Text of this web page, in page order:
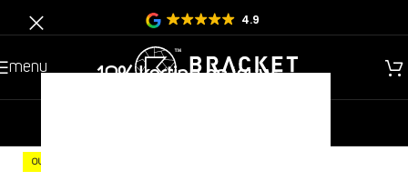
10% korting op jouw
4.9
menu
OUTLET